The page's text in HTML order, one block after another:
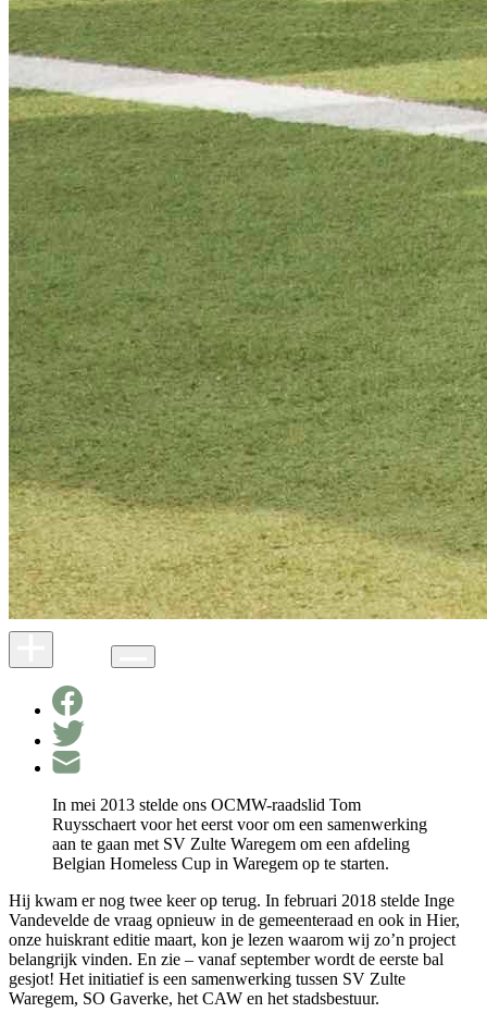
In mei 2013 stelde ons OCMW-raadslid Tom
Ruysschaert voor het eerst voor om een samenwerking
aan te gaan met SV Zulte Waregem om een afdeling
Belgian Homeless Cup in Waregem op te starten.
Hij kwam er nog twee keer op terug. In februari 2018 stelde Inge
Vandevelde de vraag opnieuw in de gemeenteraad en ook in Hier,
onze huiskrant editie maart, kon je lezen waarom wij zo’n project
belangrijk vinden. En zie – vanaf september wordt de eerste bal
gesjot! Het initiatief is een samenwerking tussen SV Zulte
Waregem, SO Gaverke, het CAW en het stadsbestuur.